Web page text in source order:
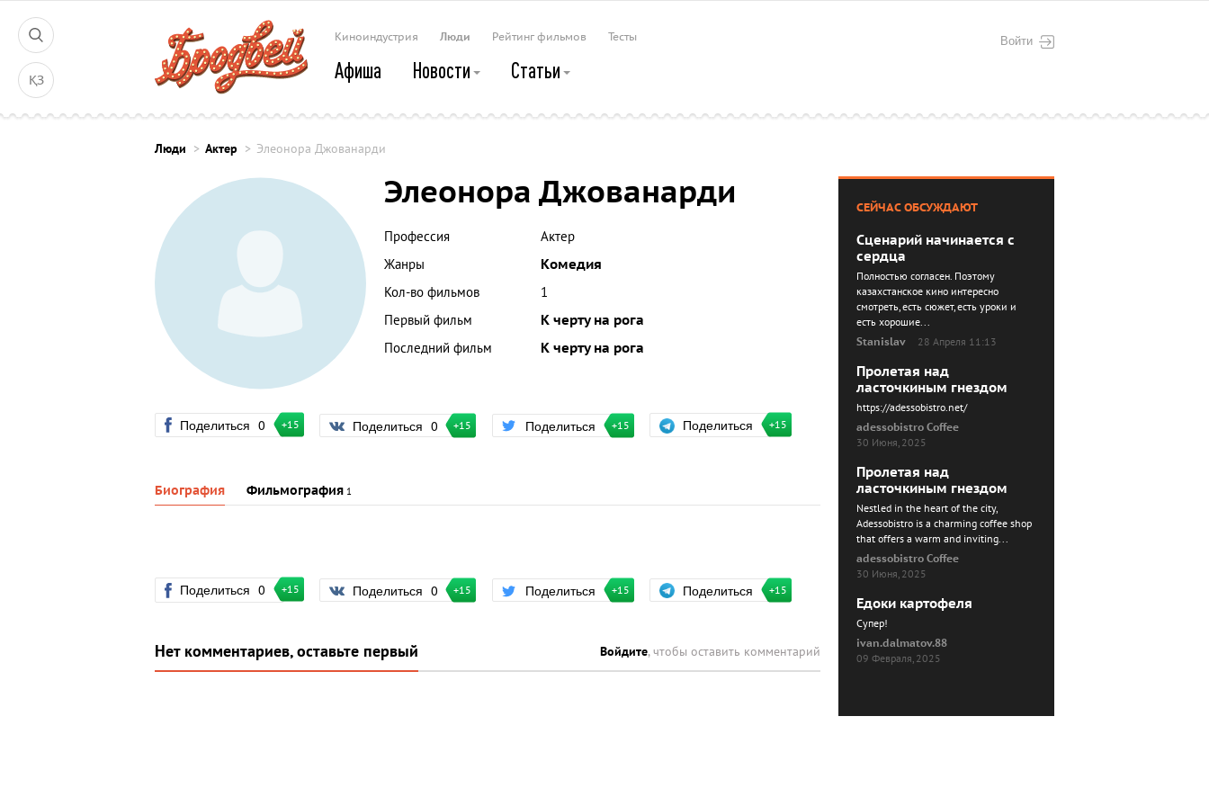
ҚЗ
Войти
Киноиндустрия Люди Рейтинг фильмов Тесты
Афиша Новости Статьи
Люди Актер Элеонора Джованарди
Элеонора Джованарди
Профессия
Актер
Жанры
Комедия
Кол-во фильмов
1
Первый фильм
К черту на рога
Последний фильм
К черту на рога
Поделиться 0 +15 Поделиться 0 +15 Поделиться +15 Поделиться +15
Биография Фильмография 1
Поделиться 0 +15 Поделиться 0 +15 Поделиться +15 Поделиться +15
Нет комментариев, оставьте первый Войдите, чтобы оставить комментарий
СЕЙЧАС ОБСУЖДАЮТ
Сценарий начинается с
сердца
Полностью согласен. Поэтому
казахстанское кино интересно
смотреть, есть сюжет, есть уроки и
есть хорошие...
Stanislav
28 Апреля 11:13
Пролетая над
ласточкиным гнездом
https://adessobistro.net/
adessobistro Coffee
30 Июня, 2025
Пролетая над
ласточкиным гнездом
Nestled in the heart of the city,
Adessobistro is a charming coffee shop
that offers a warm and inviting...
adessobistro Coffee
30 Июня, 2025
Едоки картофеля
Cупер!
ivan.dalmatov.88
09 Февраля, 2025